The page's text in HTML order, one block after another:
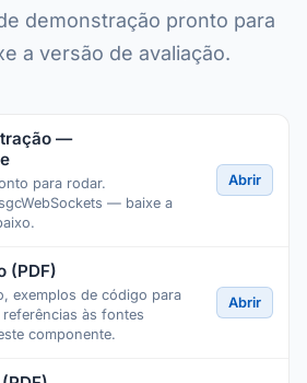
demonstração pronto para
a versão de avaliação.
—
para rodar.
— baixe a
Abrir
(PDF)
exemplos de código para
referências às fontes
componente.
Abrir